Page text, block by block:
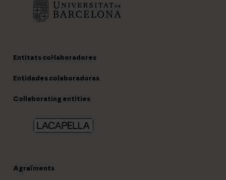
Entitats col·laboradores
Entidades colaboradoras
Collaborating entities
Agraïments